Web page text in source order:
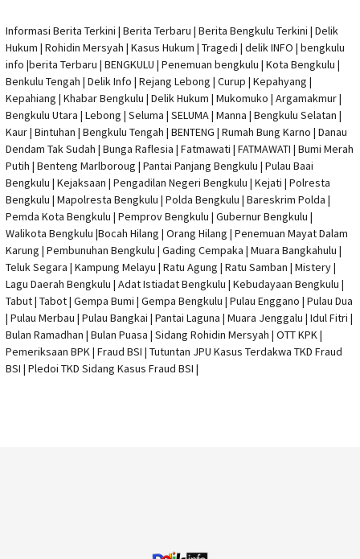
Informasi Berita Terkini | Berita Terbaru | Berita Bengkulu Terkini | Delik
Hukum | Rohidin Mersyah | Kasus Hukum | Tragedi | delik INFO | bengkulu
info |berita Terbaru | BENGKULU | Penemuan bengkulu | Kota Bengkulu |
Benkulu Tengah | Delik Info | Rejang Lebong | Curup | Kepahyang |
Kepahiang | Khabar Bengkulu | Delik Hukum | Mukomuko | Argamakmur |
Bengkulu Utara | Lebong | Seluma | SELUMA | Manna | Bengkulu Selatan |
Kaur | Bintuhan | Bengkulu Tengah | BENTENG | Rumah Bung Karno | Danau
Dendam Tak Sudah | Bunga Raflesia | Fatmawati | FATMAWATI | Bumi Merah
Putih | Benteng Marlboroug | Pantai Panjang Bengkulu | Pulau Baai
Bengkulu | Kejaksaan | Pengadilan Negeri Bengkulu | Kejati | Polresta
Bengkulu | Mapolresta Bengkulu | Polda Bengkulu | Bareskrim Polda |
Pemda Kota Bengkulu | Pemprov Bengkulu | Gubernur Bengkulu |
Walikota Bengkulu |Bocah Hilang | Orang Hilang | Penemuan Mayat Dalam
Karung | Pembunuhan Bengkulu | Gading Cempaka | Muara Bangkahulu |
Teluk Segara | Kampung Melayu | Ratu Agung | Ratu Samban | Mistery |
Lagu Daerah Bengkulu | Adat Istiadat Bengkulu | Kebudayaan Bengkulu |
Tabut | Tabot | Gempa Bumi | Gempa Bengkulu | Pulau Enggano | Pulau Dua
| Pulau Merbau | Pulau Bangkai | Pantai Laguna | Muara Jenggalu | Idul Fitri |
Bulan Ramadhan | Bulan Puasa | Sidang Rohidin Mersyah | OTT KPK|
Pemeriksaan BPK | Fraud BSI | Tutuntan JPU Kasus Terdakwa TKD Fraud
BSI | Pledoi TKD Sidang Kasus Fraud BSI |